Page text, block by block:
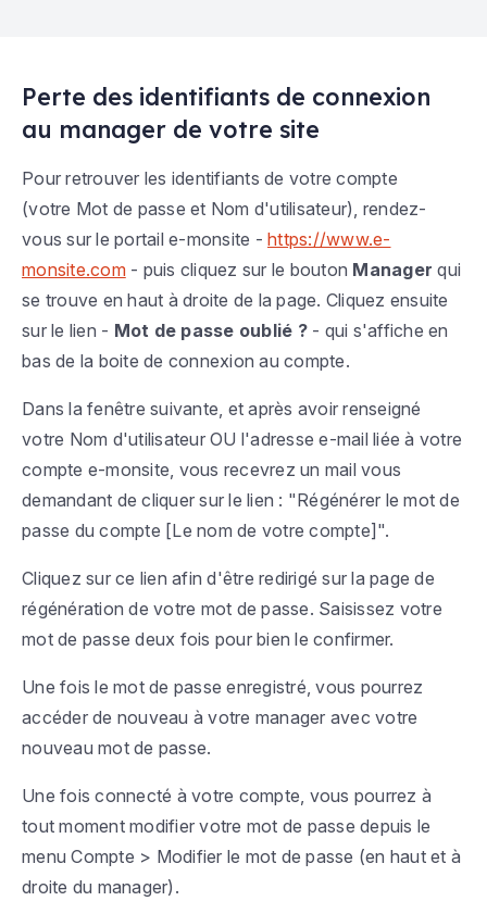
Perte des identifiants de connexion
au manager de votre site
Pour retrouver les identifiants de votre compte
(votre Mot de passe et Nom d'utilisateur), rendez-
vous sur le portail e-monsite - https://www.e-
monsite.com- puis cliquez sur le bouton Manager qui
se trouve en haut à droite de la page. Cliquez ensuite
sur le lien - Mot de passe oublié ?- qui s'affiche en
bas de la boite de connexion au compte.
Dans la fenêtre suivante, et après avoir renseigné
votre Nom d'utilisateur OU l'adresse e-mail liée à votre
compte e-monsite, vous recevrez un mail vous
demandant de cliquer sur le lien : "Régénérer le mot de
passe du compte [Le nom de votre compte]".
Cliquez sur ce lien afin d'être redirigé sur la page de
régénération de votre mot de passe. Saisissez votre
mot de passe deux fois pour bien le confirmer.
Une fois le mot de passe enregistré, vous pourrez
accéder de nouveau à votre manager avec votre
nouveau mot de passe.
Une fois connecté à votre compte, vous pourrez à
tout moment modifier votre mot de passe depuis le
menuCompte > Modifier le mot de passe (en haut et à
droite du manager).